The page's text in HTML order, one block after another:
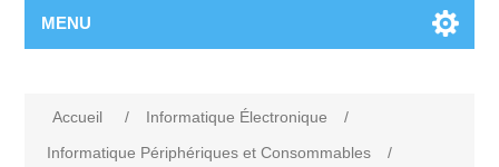
MENU
Accueil / Informatique Électronique
/
Informatique Périphériques et Consommables
/